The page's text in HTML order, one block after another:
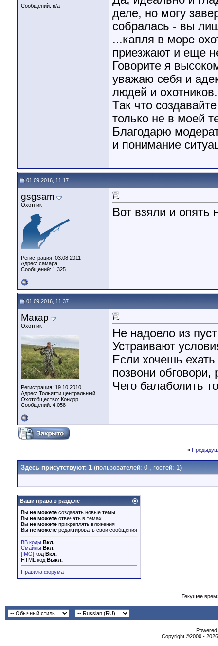
Сообщений: n/a
деле, но могу
собралась - вы
...капля в море
приезжают и еще
Говорите я
уважаю себя и
людей и охотников.
Так что
только не в моей
Благодарю
и понимание
01.09.2016, 11:17
gsgsam
Охотник
Регистрация: 03.08.2011
Адрес: самара
Сообщений: 1,325
Вот взяли и опять
01.09.2016, 11:37
Макар
Охотник
Регистрация: 19.10.2010
Адрес: Тольятти,центральный
Охотобщество: Кондор
Сообщений: 4,058
Не надоело из
Устраивают
Если хочешь
позвони
Чего балаболить
«
Здесь присутствуют: 1 (пользователей: 0 , гостей: 1)
Ваши права в разделе
Вы не можете создавать новые темы
Вы не можете отвечать в темах
Вы не можете прикреплять вложения
Вы не можете редактировать свои сообщения
BB коды Вкл.
Смайлы Вкл.
[IMG] код Вкл.
HTML код Выкл.
Правила форума
Текущее
Copyright ©2000 -